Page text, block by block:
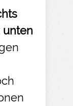
unten